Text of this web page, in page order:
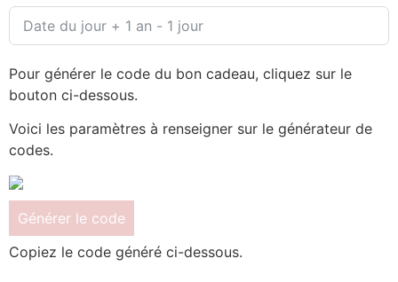
Pour générer le code du bon cadeau, cliquez sur le
bouton ci-dessous.
Voici les paramètres à renseigner sur le générateur de
codes.
Générer le code
Copiez le code généré ci-dessous.